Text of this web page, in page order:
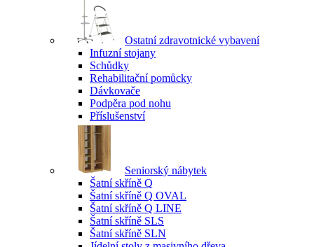
Ostatní zdravotnické vybavení
Infuzní stojany
Schůdky
Rehabilitační pomůcky
Dávkovače
Podpěra pod nohu
Příslušenství
Seniorský nábytek
Šatní skříně Q
Šatní skříně Q OVAL
Šatní skříně Q LINE
Šatní skříně SLS
Šatní skříně SLN